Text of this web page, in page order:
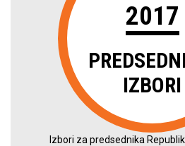
2017
IZBORI
Izbori za predsednika